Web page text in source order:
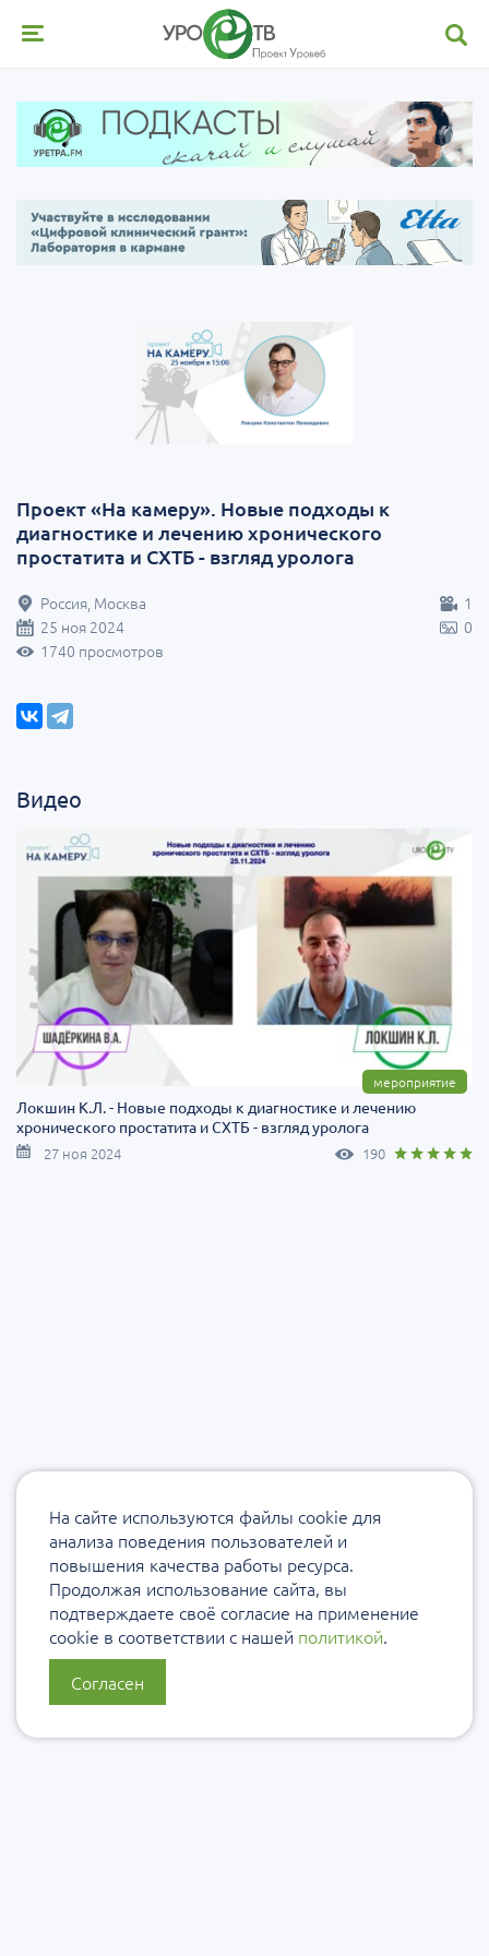
Проект «На камеру». Новые подходы к
диагностике и лечению хронического
простатита и СХТБ - взгляд уролога
1
Россия, Москва
0
25 ноя 2024
1740 просмотров
Видео
мероприятие
Локшин К.Л. - Новые подходы к диагностике и лечению
хронического простатита и СХТБ - взгляд уролога
27 ноя 2024 190
На сайте используются файлы cookie для
анализа поведения пользователей и
повышения качества работы ресурса.
Продолжая использование сайта, вы
подтверждаете своё согласие на применение
cookie в соответствии с нашей политикой.
Согласен